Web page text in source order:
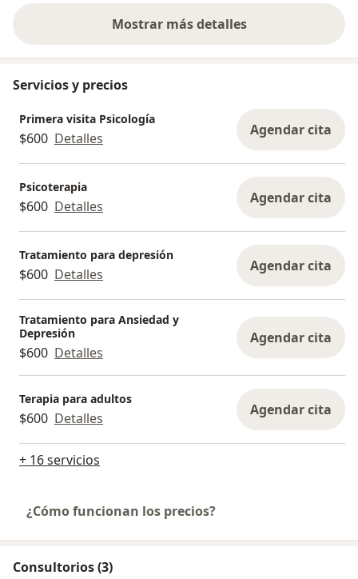
Mostrar más detalles
sobre la experiencia
Servicios y precios
Primera visita Psicología
$600 Detalles Agendar cita
Psicoterapia
$600 Detalles Agendar cita
Tratamiento para depresión
$600 Detalles Agendar cita
Tratamiento para Ansiedad y
Depresión
$600 Detalles
Agendar cita
Terapia para adultos
$600 Detalles Agendar cita
+ 16 servicios
¿Cómo funcionan los precios?
Consultorios (3)